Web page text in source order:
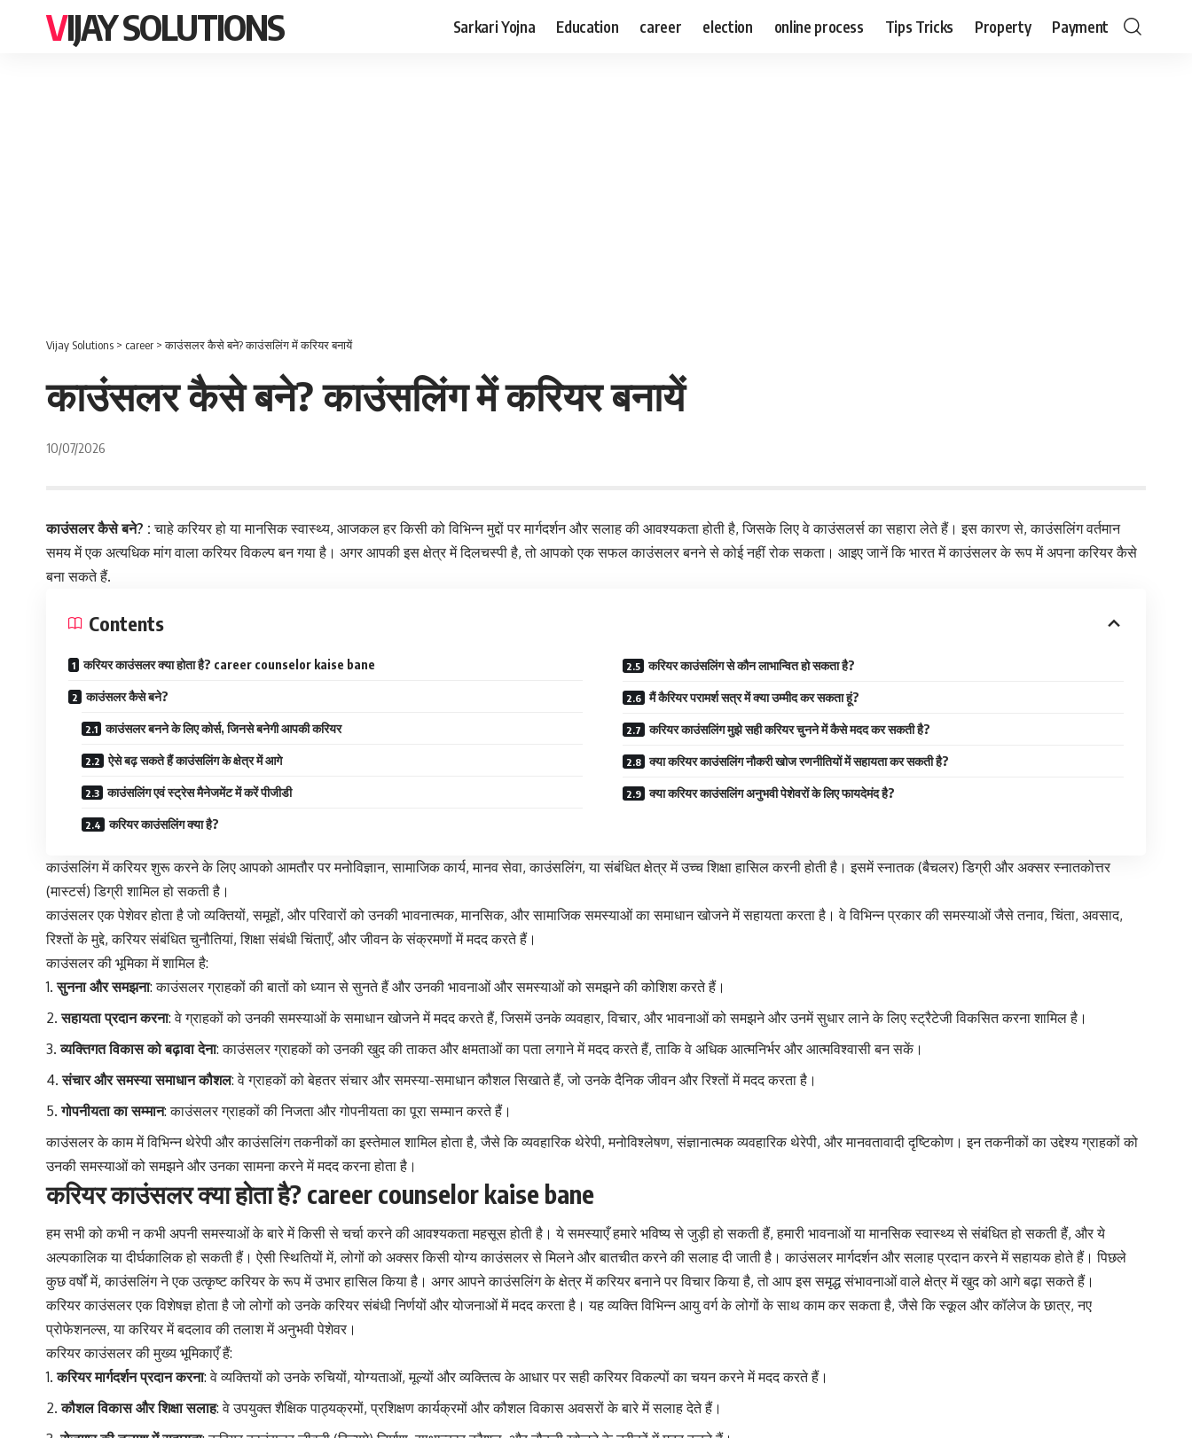
VIJAY SOLUTIONS Sarkari Yojna Education career election online process Tips Tricks Property Payment
Vijay Solutions > career >काउंसलर कैसे बने? काउंसलिंग में करियर बनायें
काउंसलर कैसे बने? काउंसलिंग में करियर बनायें
10/07/2026
काउंसलर कैसे बने? :चाहे करियर हो या मानसिक स्वास्थ्य, आजकल हर किसी को विभिन्न मुद्दों पर मार्गदर्शन और सलाह की आवश्यकता होती है, जिसके लिए वे काउंसलर्स का सहारा लेते हैं। इस कारण से, काउंसलिंग वर्तमान
समय में एक अत्यधिक मांग वाला करियर विकल्प बन गया है। अगर आपकी इस क्षेत्र में दिलचस्पी है, तो आपको एक सफल काउंसलर बनने से कोई नहीं रोक सकता। आइए जानें कि भारत में काउंसलर के रूप में अपना करियर कैसे
बना सकते हैं.
Contents
करियर काउंसलर क्या होता है? career counselor kaise bane
काउंसलर कैसे बने?
काउंसलर बनने के लिए कोर्स, जिनसे बनेगी आपकी करियर
ऐसे बढ़ सकते हैं काउंसलिंग के क्षेत्र में आगे
काउंसलिंग एवं स्ट्रेस मैनेजमेंट में करें पीजीडी
करियर काउंसलिंग क्या है?
करियर काउंसलिंग से कौन लाभान्वित हो सकता है?
मैं कैरियर परामर्श सत्र में क्या उम्मीद कर सकता हूं?
करियर काउंसलिंग मुझे सही करियर चुनने में कैसे मदद कर सकती है?
क्या करियर काउंसलिंग नौकरी खोज रणनीतियों में सहायता कर सकती है?
क्या करियर काउंसलिंग अनुभवी पेशेवरों के लिए फायदेमंद है?
काउंसलिंग में करियर शुरू करने के लिए आपको आमतौर पर मनोविज्ञान, सामाजिक कार्य, मानव सेवा, काउंसलिंग, या संबंधित क्षेत्र में उच्च शिक्षा हासिल करनी होती है। इसमें स्नातक (बैचलर) डिग्री और अक्सर स्नातकोत्तर
(मास्टर्स) डिग्री शामिल हो सकती है।
काउंसलर एक पेशेवर होता है जो व्यक्तियों, समूहों, और परिवारों को उनकी भावनात्मक, मानसिक, और सामाजिक समस्याओं का समाधान खोजने में सहायता करता है। वे विभिन्न प्रकार की समस्याओं जैसे तनाव, चिंता, अवसाद,
रिश्तों के मुद्दे, करियर संबंधित चुनौतियां, शिक्षा संबंधी चिंताएँ, और जीवन के संक्रमणों में मदद करते हैं।
काउंसलर की भूमिका में शामिल है:
सुनना और समझना: काउंसलर ग्राहकों की बातों को ध्यान से सुनते हैं और उनकी भावनाओं और समस्याओं को समझने की कोशिश करते हैं।
सहायता प्रदान करना: वे ग्राहकों को उनकी समस्याओं के समाधान खोजने में मदद करते हैं, जिसमें उनके व्यवहार, विचार, और भावनाओं को समझने और उनमें सुधार लाने के लिए स्ट्रैटेजी विकसित करना शामिल है।
व्यक्तिगत विकास को बढ़ावा देना: काउंसलर ग्राहकों को उनकी खुद की ताकत और क्षमताओं का पता लगाने में मदद करते हैं, ताकि वे अधिक आत्मनिर्भर और आत्मविश्वासी बन सकें।
संचार और समस्या समाधान कौशल: वे ग्राहकों को बेहतर संचार और समस्या-समाधान कौशल सिखाते हैं, जो उनके दैनिक जीवन और रिश्तों में मदद करता है।
गोपनीयता का सम्मान: काउंसलर ग्राहकों की निजता और गोपनीयता का पूरा सम्मान करते हैं।
काउंसलर के काम में विभिन्न थेरेपी और काउंसलिंग तकनीकों का इस्तेमाल शामिल होता है, जैसे कि व्यवहारिक थेरेपी, मनोविश्लेषण, संज्ञानात्मक व्यवहारिक थेरेपी, और मानवतावादी दृष्टिकोण। इन तकनीकों का उद्देश्य ग्राहकों को
उनकी समस्याओं को समझने और उनका सामना करने में मदद करना होता है।
करियर काउंसलर क्या होता है? career counselor kaise bane
हम सभी को कभी न कभी अपनी समस्याओं के बारे में किसी से चर्चा करने की आवश्यकता महसूस होती है। ये समस्याएँ हमारे भविष्य से जुड़ी हो सकती हैं, हमारी भावनाओं या मानसिक स्वास्थ्य से संबंधित हो सकती हैं, और ये
अल्पकालिक या दीर्घकालिक हो सकती हैं। ऐसी स्थितियों में, लोगों को अक्सर किसी योग्य काउंसलर से मिलने और बातचीत करने की सलाह दी जाती है। काउंसलर मार्गदर्शन और सलाह प्रदान करने में सहायक होते हैं। पिछले
कुछ वर्षों में, काउंसलिंग ने एक उत्कृष्ट करियर के रूप में उभार हासिल किया है। अगर आपने काउंसलिंग के क्षेत्र में करियर बनाने पर विचार किया है, तो आप इस समृद्ध संभावनाओं वाले क्षेत्र में खुद को आगे बढ़ा सकते हैं।
करियर काउंसलर एक विशेषज्ञ होता है जो लोगों को उनके करियर संबंधी निर्णयों और योजनाओं में मदद करता है। यह व्यक्ति विभिन्न आयु वर्ग के लोगों के साथ काम कर सकता है, जैसे कि स्कूल और कॉलेज के छात्र, नए
प्रोफेशनल्स, या करियर में बदलाव की तलाश में अनुभवी पेशेवर।
करियर काउंसलर की मुख्य भूमिकाएँ हैं:
करियर मार्गदर्शन प्रदान करना: वे व्यक्तियों को उनके रुचियों, योग्यताओं, मूल्यों और व्यक्तित्व के आधार पर सही करियर विकल्पों का चयन करने में मदद करते हैं।
कौशल विकास और शिक्षा सलाह: वे उपयुक्त शैक्षिक पाठ्यक्रमों, प्रशिक्षण कार्यक्रमों और कौशल विकास अवसरों के बारे में सलाह देते हैं।